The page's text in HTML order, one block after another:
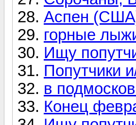
Аспен
горные
Ищу
Попутчики
в
Конец